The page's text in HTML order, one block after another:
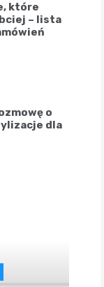
które
– lista
o
dla